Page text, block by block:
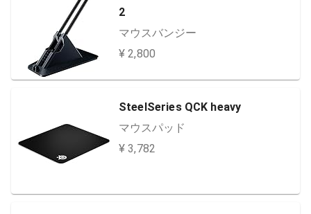
2
マウスバンジー
¥ 2,800
SteelSeries QCK heavy
マウスパッド
¥ 3,782